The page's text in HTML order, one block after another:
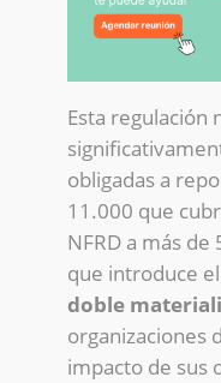
Esta regulación
obligadas a
11.000 que
NFRD a más
que introduce
doble
organizaciones
impacto de sus